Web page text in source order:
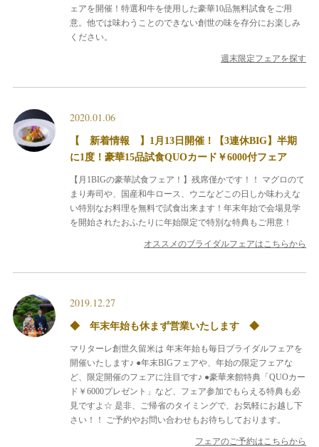
ェアを開催！特選和牛を使用した豪華10品無料試食をご用
意。他では味わうことのできない創世の味を存分にお楽しみ
ください。
週末限定フェアを探す
2020.01.06
【 新着情報 】1月13日開催！【3連休BIG】半期
に1度！豪華15品試食QUOカード￥6000付フェア
【月1BIGの豪華試食フェア！】残席僅かです！！
マグロのて
まり寿司や、国産和牛ロース、ウニなどこの日しか味わえな
い特別なお料理を無料で試食出来ます！年末年始で会場見学
を開始されたおふたりに年始限定で特別な特典もご用意！
オススメのブライダルフェアはこちらから
2019.12.27
◆ 年末年始も休まず営業いたします ◆
マリターレ創世久留米は 年末年始も毎日ブライダルフェアを
開催いたします♪ ●年末BIGフェアや、年始の限定フェアな
ど、限定開催のフェアに注目です♪ ●豪華来館特典「QUOカー
ド￥6000プレゼント」など、フェア参加でもらえる特典も必
見ですよ☆ 是非、ご帰省のタイミングで、お気軽にお越し下
さい！！
ご予約やお問い合わせもお待ちしております。
フェアのご予約はこちらから